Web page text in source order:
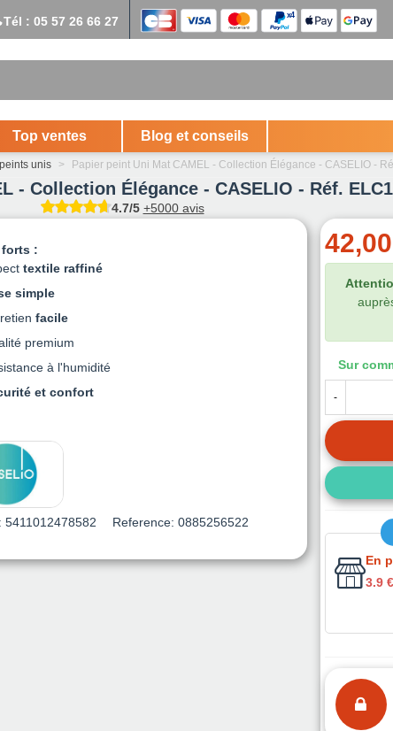
Tél : 05 57 26 66 27
Top ventes Blog et conseils
unis > Papier peint Uni Mat CAMEL - Collection Élégance - CASELIO -
- Collection Élégance - CASELIO - Réf.
4.7/5 +5000 avis
:
textile raffiné
simple
facile
premium
à l'humidité
et confort
5411012478582 Reference: 0885256522
Sur
-
En
3.9 €